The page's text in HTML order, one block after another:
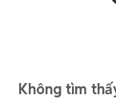
Không tìm